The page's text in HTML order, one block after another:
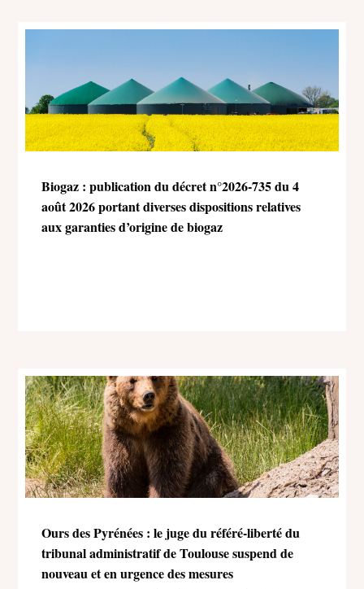
Biogaz : publication du décret n°2026-735 du 4
août 2026 portant diverses dispositions relatives
aux garanties d’origine de biogaz
Ours des Pyrénées : le juge du référé-liberté du
tribunal administratif de Toulouse suspend de
nouveau et en urgence des mesures